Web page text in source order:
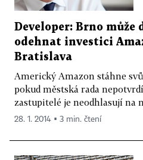
Developer: Brno může
odehnat investici
Bratislava
Americký Amazon stáhne
pokud městská rada
zastupitelé je neodhlasují na
28. 1. 2014 ▪ 3 min. čtení